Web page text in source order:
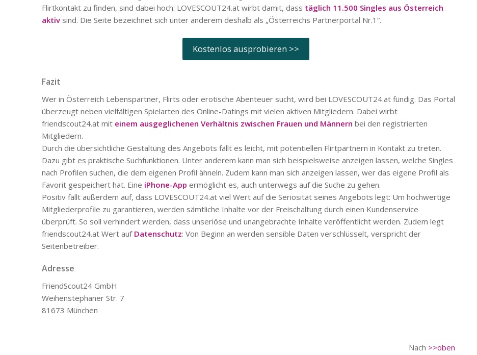
Flirtkontakt zu finden, sind dabei hoch: LOVESCOUT24.at wirbt damit, dass täglich 11.500 Singles aus Österreich
aktiv sind. Die Seite bezeichnet sich unter anderem deshalb als „Österreichs Partnerportal Nr.1“.
Kostenlos ausprobieren >>
Fazit
Wer in Österreich Lebenspartner, Flirts oder erotische Abenteuer sucht, wird bei LOVESCOUT24.at fündig. Das Portal
überzeugt neben vielfältigen Spielarten des Online-Datings mit vielen aktiven Mitgliedern. Dabei wirbt
friendscout24.at mit einem ausgeglichenen Verhältnis zwischen Frauen und Männern bei den registrierten
Mitgliedern.
Durch die übersichtliche Gestaltung des Angebots fällt es leicht, mit potentiellen Flirtpartnern in Kontakt zu treten.
Dazu gibt es praktische Suchfunktionen. Unter anderem kann man sich beispielsweise anzeigen lassen, welche Singles
nach Profilen suchen, die dem eigenen Profil ähneln. Zudem kann man sich anzeigen lassen, wer das eigene Profil als
Favorit gespeichert hat. Eine iPhone-App ermöglicht es, auch unterwegs auf die Suche zu gehen.
Positiv fällt außerdem auf, dass LOVESCOUT24.at viel Wert auf die Seriosität seines Angebots legt: Um hochwertige
Mitgliederprofile zu garantieren, werden sämtliche Inhalte vor der Freischaltung durch einen Kundenservice
überprüft. So soll verhindert werden, dass unseriöse und unangebrachte Inhalte veröffentlicht werden. Zudem legt
friendscout24.at Wert auf Datenschutz: Von Beginn an werden sensible Daten verschlüsselt, verspricht der
Seitenbetreiber.
Adresse
FriendScout24 GmbH
Weihenstephaner Str. 7
81673 München
Nach >>oben